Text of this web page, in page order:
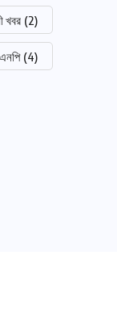
খবর (2)
(4)